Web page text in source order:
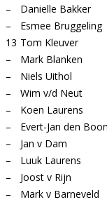
–
Danielle Bakker
–
Esmee Bruggeling
13 Tom Kleuver
–
Mark Blanken
–
Niels Uithol
–
Wim v/d Neut
–
Koen Laurens
–
Evert-Jan den
–
Jan v Dam
–
Luuk Laurens
–
Joost v Rijn
–
Mark v Barneveld